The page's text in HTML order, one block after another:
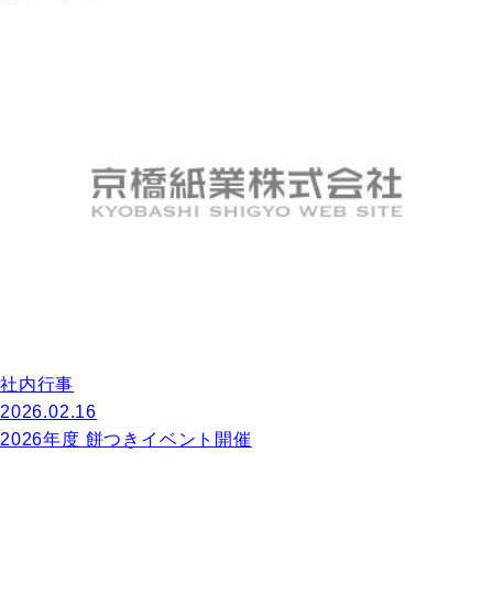
社内行事
2026.02.16
2026年度 餅つきイベント開催